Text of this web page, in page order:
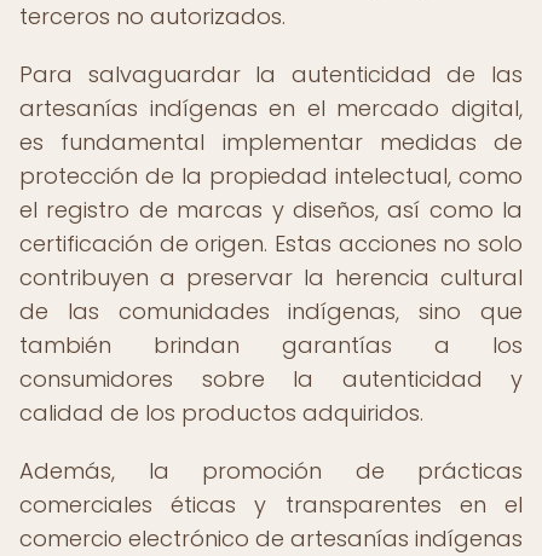
terceros no autorizados.
Para salvaguardar la autenticidad de las
artesanías indígenas en el mercado digital,
es fundamental implementar medidas de
protección de la propiedad intelectual, como
el registro de marcas y diseños, así como la
certificación de origen. Estas acciones no solo
contribuyen a preservar la herencia cultural
de las comunidades indígenas, sino que
también brindan garantías a los
consumidores sobre la autenticidad y
calidad de los productos adquiridos.
Además, la promoción de prácticas
comerciales éticas y transparentes en el
comercio electrónico de artesanías indígenas